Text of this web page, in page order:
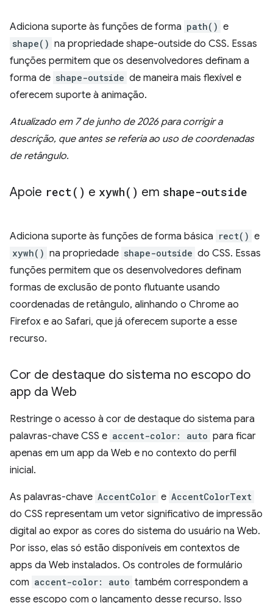
Adiciona suporte às funções de forma path() e
shape() na propriedade shape-outside do CSS. Essas
funções permitem que os desenvolvedores definam a
forma de shape-outside de maneira mais flexível e
oferecem suporte à animação.
Atualizado em 7 de junho de 2026 para corrigir a
descrição, que antes se referia ao uso de coordenadas
de retângulo.
Apoie rect( ) e xywh( ) em shape-outside
Adiciona suporte às funções de forma básica rect() e
xywh() na propriedade shape-outside do CSS. Essas
funções permitem que os desenvolvedores definam
formas de exclusão de ponto flutuante usando
coordenadas de retângulo, alinhando o Chrome ao
Firefox e ao Safari, que já oferecem suporte a esse
recurso.
Cor de destaque do sistema no escopo do
app da Web
Restringe o acesso à cor de destaque do sistema para
palavras-chave CSS e accent-color: auto para ficar
apenas em um app da Web e no contexto do perfil
inicial.
As palavras-chave AccentColor e AccentColorText
do CSS representam um vetor significativo de impressão
digital ao expor as cores do sistema do usuário na Web.
Por isso, elas só estão disponíveis em contextos de
apps da Web instalados. Os controles de formulário
com accent-color: auto também correspondem a
esse escopo com o lançamento desse recurso. Isso